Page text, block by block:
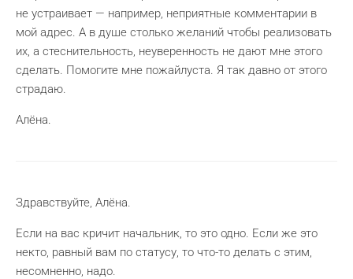
не устраивает — например, неприятные комментарии в
мой адрес. А в душе столько желаний чтобы реализовать
их, а стеснительность, неуверенность не дают мне этого
сделать. Помогите мне пожайлуста. Я так давно от этого
страдаю.
Алёна.
Здравствуйте, Алёна.
Если на вас кричит начальник, то это одно. Если же это
некто, равный вам по статусу, то что-то делать с этим,
несомненно, надо.